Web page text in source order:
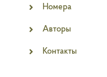
Номера
Авторы
Контакты